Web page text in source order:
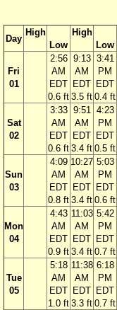
Day
High
Low
High
Low
Fri
01
2:56
AM
EDT
0.6 ft
9:13
AM
EDT
3.5 ft
3:41
PM
EDT
0.4 ft
Sat
02
3:33
AM
EDT
0.6 ft
9:51
AM
EDT
3.4 ft
4:23
PM
EDT
0.5 ft
Sun
03
4:09
AM
EDT
0.8 ft
10:27
AM
EDT
3.4 ft
5:03
PM
EDT
0.6 ft
Mon
04
4:43
AM
EDT
0.9 ft
11:03
AM
EDT
3.4 ft
5:42
PM
EDT
0.7 ft
Tue
05
5:18
AM
EDT
1.0 ft
11:38
AM
EDT
3.3 ft
6:18
PM
EDT
0.7 ft